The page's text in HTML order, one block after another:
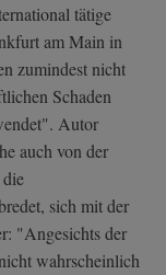
tätige
am Main in
zumindest nicht
Schaden
Autor
auch von der
sich mit der
"Angesichts der
wahrscheinlich